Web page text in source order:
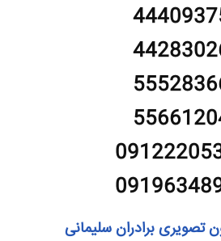
تصویری برادران سلیمانی